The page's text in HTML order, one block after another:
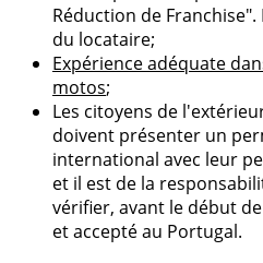
Réduction de
du locataire;
Expérience adéquate
motos;
Les citoyens de
doivent présenter un
international avec leur
et il est de la
vérifier, avant le début
et accepté au Portugal.